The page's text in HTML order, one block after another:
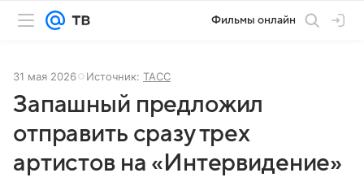
Фильмы онлайн
31 мая 2026 Источник: ТАСС
Запашный предложил
отправить сразу трех
артистов на «Интервидение»